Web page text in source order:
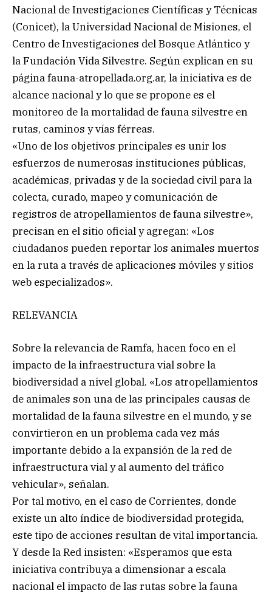
Nacional de Investigaciones Científicas y Técnicas
(Conicet), la Universidad Nacional de Misiones, el
Centro de Investigaciones del Bosque Atlántico y
la Fundación Vida Silvestre. Según explican en su
página fauna-atropellada.org.ar, la iniciativa es de
alcance nacional y lo que se propone es el
monitoreo de la mortalidad de fauna silvestre en
rutas, caminos y vías férreas.
«Uno de los objetivos principales es unir los
esfuerzos de numerosas instituciones públicas,
académicas, privadas y de la sociedad civil para la
colecta, curado, mapeo y comunicación de
registros de atropellamientos de fauna silvestre»,
precisan en el sitio oficial y agregan: «Los
ciudadanos pueden reportar los animales muertos
en la ruta a través de aplicaciones móviles y sitios
web especializados».
RELEVANCIA
Sobre la relevancia de Ramfa, hacen foco en el
impacto de la infraestructura vial sobre la
biodiversidad a nivel global. «Los atropellamientos
de animales son una de las principales causas de
mortalidad de la fauna silvestre en el mundo, y se
convirtieron en un problema cada vez más
importante debido a la expansión de la red de
infraestructura vial y al aumento del tráfico
vehicular», señalan.
Por tal motivo, en el caso de Corrientes, donde
existe un alto índice de biodiversidad protegida,
este tipo de acciones resultan de vital importancia.
Y desde la Red insisten: «Esperamos que esta
iniciativa contribuya a dimensionar a escala
nacional el impacto de las rutas sobre la fauna